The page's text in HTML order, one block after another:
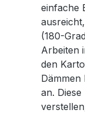
einfache
(180-
Arbeiten
den
an.